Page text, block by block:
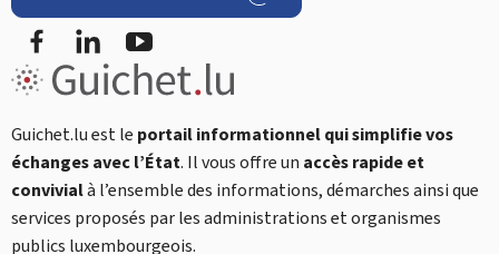
FacebookLinkedIn
Guichet.lu est le portail informationnel qui simplifie vos
échanges avec l’État. Il vous offre un accès rapide et
convivialà l’ensemble des informations, démarches ainsi que
services proposés par les administrations et organismes
publics luxembourgeois.